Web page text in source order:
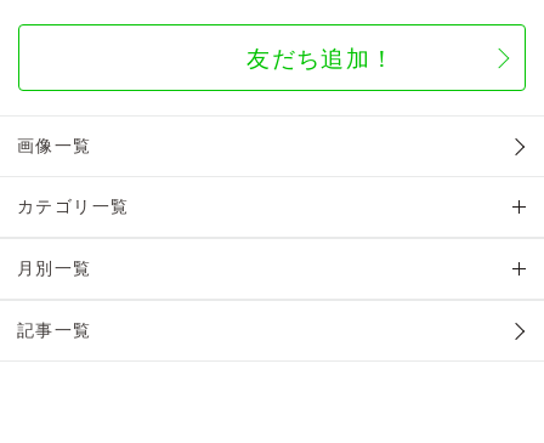
友だち追加！
画像一覧
カテゴリ一覧
月別一覧
記事一覧